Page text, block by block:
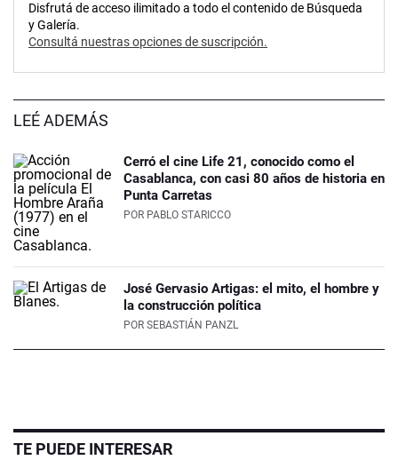
Disfrutá de acceso ilimitado a todo el contenido de Búsqueda
y Galería.
Consultá nuestras opciones de suscripción.
LEÉ ADEMÁS
Cerró el cine Life 21, conocido como el
Casablanca, con casi 80 años de historia en
Punta Carretas
POR PABLO STARICCO
José Gervasio Artigas: el mito, el hombre y
la construcción política
POR SEBASTIÁN PANZL
TE PUEDE INTERESAR